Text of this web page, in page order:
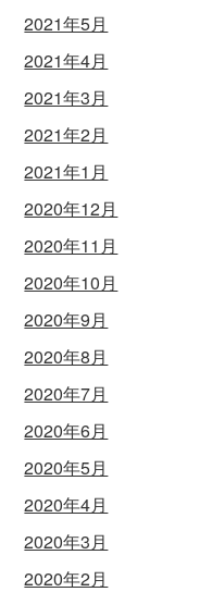
2021年5月
2021年4月
2021年3月
2021年2月
2021年1月
2020年12月
2020年11月
2020年10月
2020年9月
2020年8月
2020年7月
2020年6月
2020年5月
2020年4月
2020年3月
2020年2月